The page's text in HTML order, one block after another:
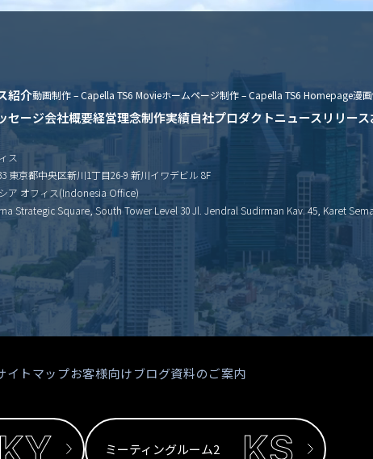
紹介動画制作 – Capella TS6 Movieホームページ制作 – Capella TS6 Homepage漫
セージ会社概要経営理念制作実績自社プロダクトニュースリリース
ス
東京都中央区新川1丁目26-9 新川イワデビル 8F
ア オフィス(Indonesia Office)
Strategic Square, South Tower Level 30 Jl. Jendral Sudirman Kav. 45, Karet
イトマップお客様向けブログ資料のご案内
ミーティングルーム2